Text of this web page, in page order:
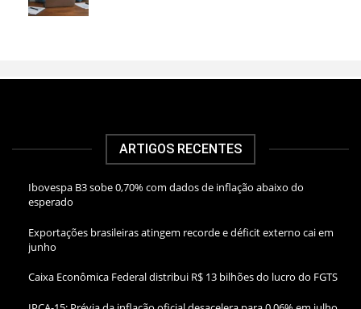
ARTIGOS RECENTES
Ibovespa B3 sobe 0,70% com dados de inflação abaixo do
esperado
Exportações brasileiras atingem recorde e déficit externo cai em
junho
Caixa Econômica Federal distribui R$ 13 bilhões do lucro do FGTS